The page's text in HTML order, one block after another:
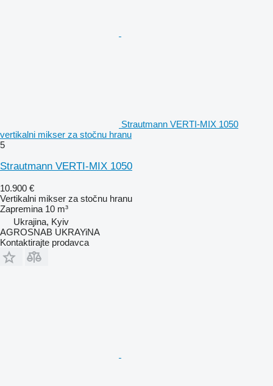
Strautmann VERTI-MIX 1050
vertikalni mikser za stočnu hranu
5
Strautmann VERTI-MIX 1050
10.900 €
Vertikalni mikser za stočnu hranu
Zapremina 10 m³
Ukrajina, Kyiv
AGROSNAB UKRAYiNA
Kontaktirajte prodavca